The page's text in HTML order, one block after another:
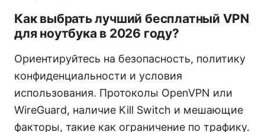
Как выбрать лучший бесплатный VPN
для ноутбука в 2026 году?
Ориентируйтесь на безопасность, политику
конфиденциальности и условия
использования. Протоколы OpenVPN или
WireGuard, наличие Kill Switch и мешающие
факторы, такие как ограничение по трафику.